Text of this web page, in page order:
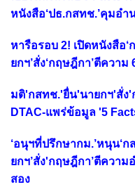
หนังสือ‘ปธ.กสทช.’คุมอำ
หารือรอบ 2! เปิดหนังสือ‘
ยกฯ’สั่ง‘กฤษฎีกา’ตีควา
มติ'กสทช.'ยื่น'นายกฯ'สั่ง'
DTAC-แพร่ข้อมูล '5
‘อนุฯที่ปรึกษากม.’หนุน‘ก
ยกฯ’สั่ง'กฤษฎีกา’ตีควา
สอง